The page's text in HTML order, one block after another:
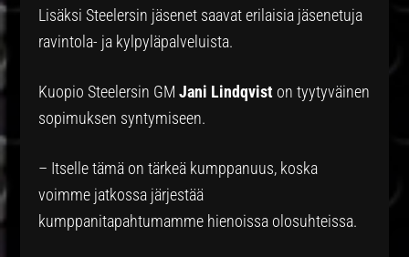
Lisäksi Steelersin jäsenet saavat erilaisia jäsenetuja
ravintola- ja kylpyläpalveluista.
Kuopio Steelersin GMJani Lindqvist on tyytyväinen
sopimuksen syntymiseen.
– Itselle tämä on tärkeä kumppanuus, koska
voimme jatkossa järjestää
kumppanitapahtumamme hienoissa olosuhteissa.